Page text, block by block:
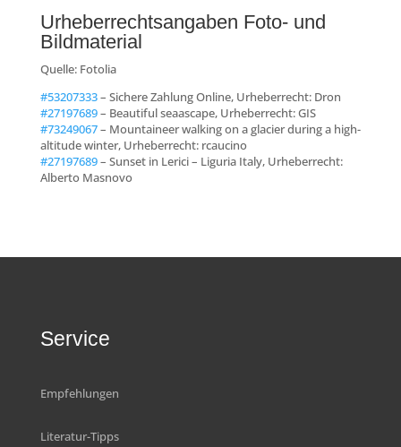
Urheberrechtsangaben Foto- und
Bildmaterial
Quelle: Fotolia
#53207333– Sichere Zahlung Online, Urheberrecht: Dron
#27197689– Beautiful seaascape, Urheberrecht: GIS
#73249067– Mountaineer walking on a glacier during a high-
altitude winter, Urheberrecht: rcaucino
#27197689– Sunset in Lerici – Liguria Italy, Urheberrecht:
Alberto Masnovo
Service
Empfehlungen
Literatur-Tipps